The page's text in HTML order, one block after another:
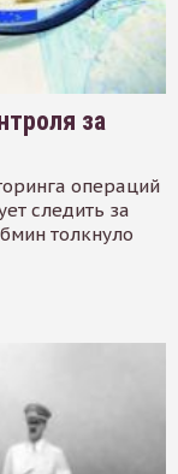
за
операций
следить за
толкнуло